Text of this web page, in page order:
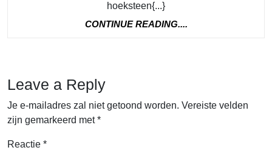
hoeksteen{...}
CONTINUE READING....
Leave a Reply
Je e-mailadres zal niet getoond worden. Vereiste velden
zijn gemarkeerd met*
Reactie *